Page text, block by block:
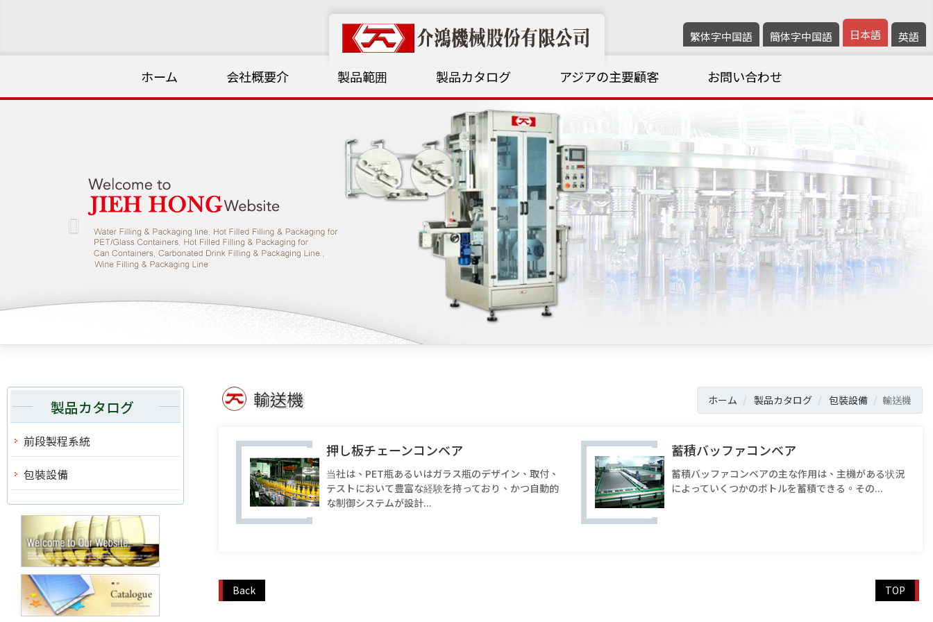
ホーム 会社概要介 製品範囲 製品カタログ アジアの主要顧客 お問い合わせ
繁体字中国語 簡体字中国語 日本語 英語
製品カタログ
前段製程系統
包裝設備
輸送機 ホーム 製品カタログ 包裝設備 輸送機
押し板チェーンコンベア
当社は、PET瓶あるいはガラス瓶のデザイン、取付、
テストにおいて豊富な経験を持っており、かつ自動的
な制御システムが設計...
蓄積バッファコンベア
蓄積バッファコンベアの主な作用は、主機がある状況
によっていくつかのボトルを蓄積できる。その...
Back TOP